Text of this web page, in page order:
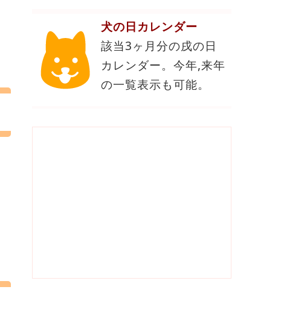
犬の日カレンダー
該当3ヶ月分の戌の日
カレンダー。今年,来年
の一覧表示も可能。